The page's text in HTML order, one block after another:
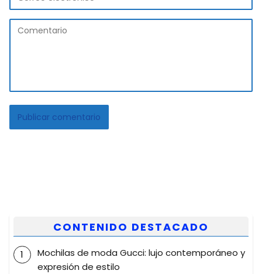
CONTENIDO DESTACADO
Mochilas de moda Gucci: lujo contemporáneo y
expresión de estilo